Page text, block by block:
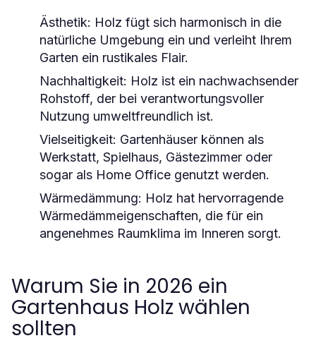
Ästhetik: Holz fügt sich harmonisch in die
natürliche Umgebung ein und verleiht Ihrem
Garten ein rustikales Flair.
Nachhaltigkeit: Holz ist ein nachwachsender
Rohstoff, der bei verantwortungsvoller
Nutzung umweltfreundlich ist.
Vielseitigkeit: Gartenhäuser können als
Werkstatt, Spielhaus, Gästezimmer oder
sogar als Home Office genutzt werden.
Wärmedämmung: Holz hat hervorragende
Wärmedämmeigenschaften, die für ein
angenehmes Raumklima im Inneren sorgt.
Warum Sie in 2026 ein
Gartenhaus Holz wählen
sollten